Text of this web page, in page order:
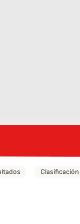
Clasificación